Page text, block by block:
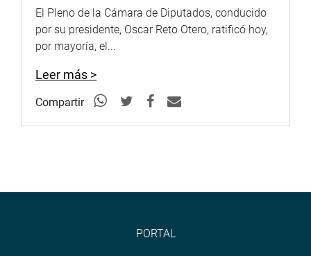
las dudas e interrogantes sobre el particular.(rmd).
PRENSA-CONGRESO
y redes sociales.
http://www.congreso.gob.pe/
El Pleno de la Cámara de Diputados, conducido
por su presidente, Oscar Reto Otero, ratificó hoy,
por mayoría, el...
Leer más >
Compartir
PORTAL